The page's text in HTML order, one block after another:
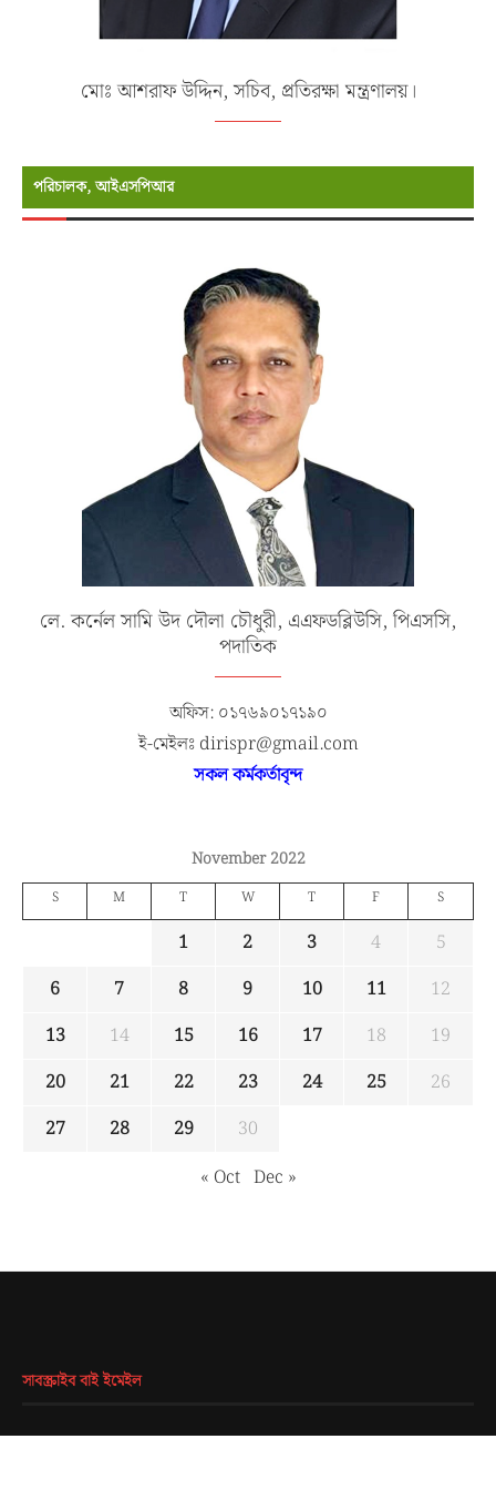
মোঃ আশরাফ উদ্দিন, সচিব, প্রতিরক্ষা মন্ত্রণালয়।
পরিচালক, আইএসপিআর
লে. কর্নেল সামি উদ দৌলা চৌধুরী, এএফডব্লিউসি, পিএসসি,
পদাতিক
অফিস: ০১৭৬৯০১৭১৯০
ই-মেইলঃ dirispr@gmail.com
সকল কর্মকর্তাবৃন্দ
November 2022
S M T W T F S
1 2 3 4
5
6
7 8 9 10 11
12
13
14 15 16 17 18
19
20
21 22 23 24 25
26
27
28 29
30
« Oct Dec »
সাবস্ক্রাইব বাই ইমেইল